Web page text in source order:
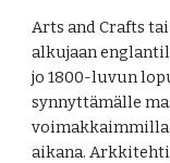
Arts and Crafts
alkujaan
jo 1800-luvun
synnyttämälle
aikana.